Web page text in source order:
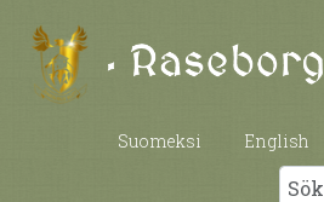
Välj ditt språkSuomeksi English
Sök